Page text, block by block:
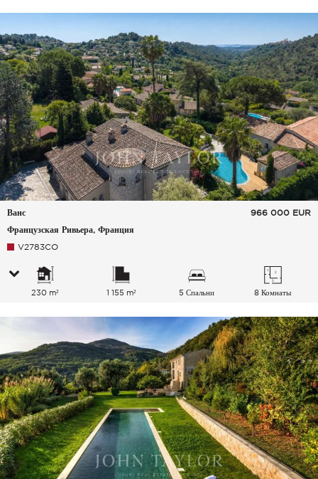
Ванс
Французская Ривьера, Франция
966 000 EUR
V2783CO
230 m² 1 155 m² 5 Спальни 8 Комнаты